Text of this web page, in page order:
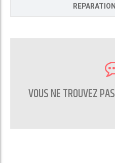
REPARATION
VOUS NE TROUVEZ